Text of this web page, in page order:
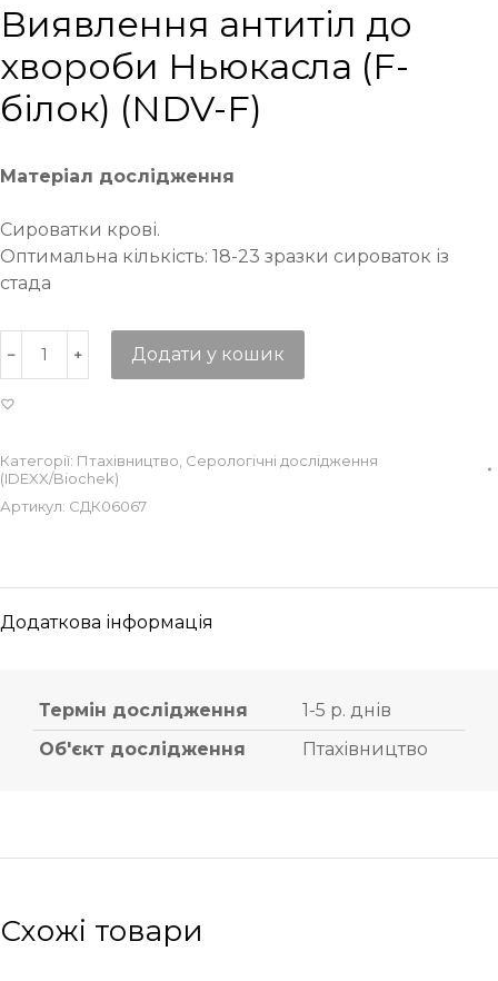
Виявлення антитіл до
хвороби Ньюкасла (F-
білок) (NDV-F)
Матеріал дослідження
Сироватки крові.
Оптимальна кількість: 18-23 зразки сироваток із
стада
Додати у кошик
Категорії: Птахівництво, Серологічні дослідження
(IDEXX/Biochek)
Артикул: СДК06067
Додаткова інформація
Термін дослідження
1-5 р. днів
Об'єкт дослідження
Птахівництво
Схожі товари